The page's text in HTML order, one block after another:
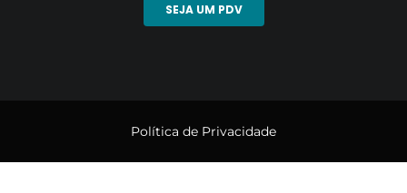
SEJA UM PDV
Política de Privacidade